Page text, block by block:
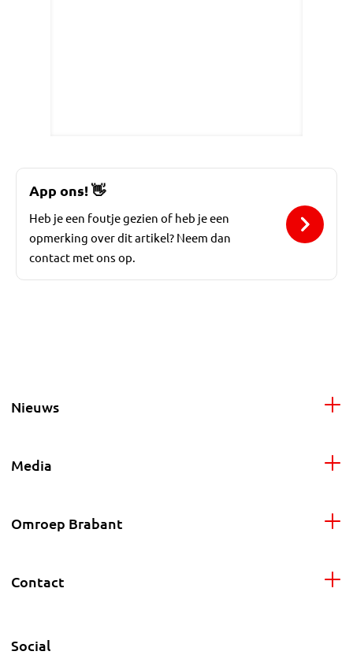
App ons!👋
Heb je een foutje gezien of heb je een
opmerking over dit artikel? Neem dan
contact met ons op.
Nieuws
Media
Omroep Brabant
Contact
Social